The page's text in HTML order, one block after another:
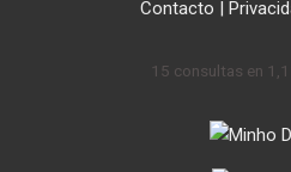
Contacto |
15 consultas en